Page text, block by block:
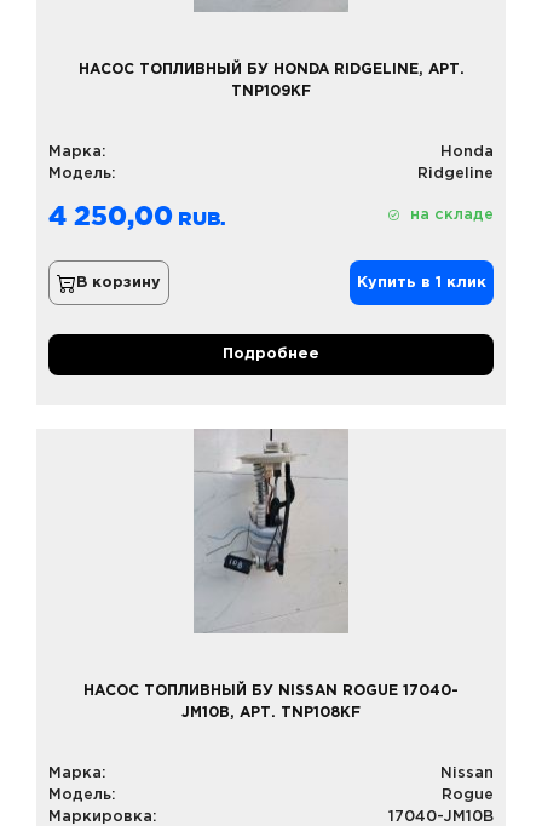
НАСОС ТОПЛИВНЫЙ БУ HONDA RIDGELINE, АРТ.
TNP109KF
Марка:
Honda
Модель:
Ridgeline
4 250,00 на складе
В корзину Купить в 1 клик
Подробнее
НАСОС ТОПЛИВНЫЙ БУ NISSAN ROGUE 17040-
JM10B, АРТ. TNP108KF
Марка:
Nissan
Модель:
Rogue
Маркировка:
17040-JM10B